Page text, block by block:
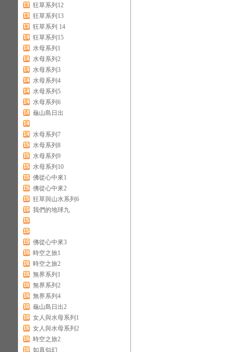
137 狂草系列12
138 狂草系列13
139 狂草系列 14
140 狂草系列15
141 水母系列1
142 水母系列2
143 水母系列3
144 水母系列4
145 水母系列5
146 水母系列6
147 龜山島日出
148
149 水母系列7
150 水母系列8
151 水母系列9
152 水母系列10
153 佛從心中來1
154 佛從心中來2
155 狂草與山水系列6
156 我們的地球九
157
158
159 佛從心中來3
160 時空之旅1
161 時空之旅2
162 無界系列1
163 無界系列2
164 無界系列4
165 龜山島日出2
166 女人與水母系列1
167 女人與水母系列2
168 時空之旅2
169 如真似幻